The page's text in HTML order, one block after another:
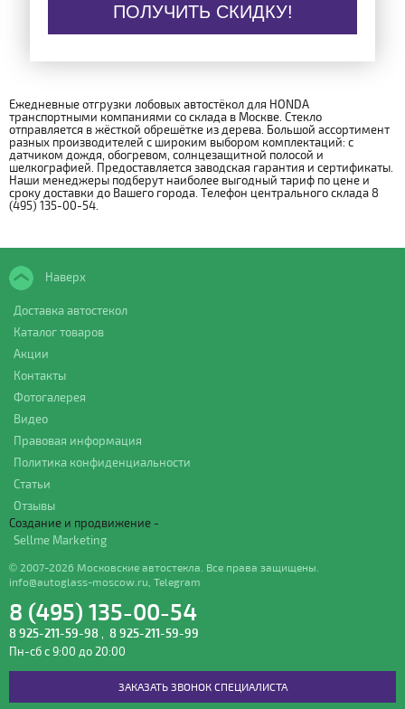
ПОЛУЧИТЬ СКИДКУ!
Ежедневные отгрузки лобовых автостёкол для HONDA
транспортными компаниями со склада в Москве. Стекло
отправляется в жёсткой обрешётке из дерева. Большой ассортимент
разных производителей с широким выбором комплектаций: с
датчиком дождя, обогревом, солнцезащитной полосой и
шелкографией. Предоставляется заводская гарантия и сертификаты.
Наши менеджеры подберут наиболее выгодный тариф по цене и
сроку доставки до Вашего города. Телефон центрального склада 8
(495) 135-00-54.
Наверх
Доставка автостекол
Каталог товаров
Акции
Контакты
Фотогалерея
Видео
Правовая информация
Политика конфиденциальности
Статьи
Отзывы
Создание и продвижение -
Sellme Marketing
© 2007-2026 Московские автостекла. Все права защищены.
info@autoglass-moscow.ru Telegram
8 (495) 135-00-54
8 925-211-59-98 , 8 925-211-59-99
Пн-сб с 9:00 до 20:00
ЗАКАЗАТЬ ЗВОНОК СПЕЦИАЛИСТА